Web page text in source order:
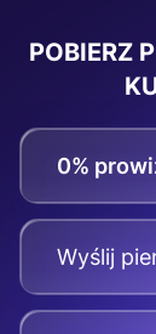
POBIERZ
0%
Wyślij